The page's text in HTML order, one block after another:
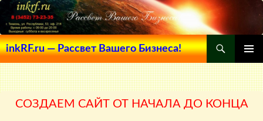
inkRF.ru — Рассвет Вашего Бизнеса!
Поиск
МЕНЮ
К
СОДЕРЖИМОМУ
СОЗДАЕМ САЙТ ОТ НАЧАЛА ДО КОНЦА